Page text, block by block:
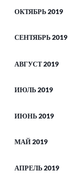
ОКТЯБРЬ 2019
СЕНТЯБРЬ 2019
АВГУСТ 2019
ИЮЛЬ 2019
ИЮНЬ 2019
МАЙ 2019
АПРЕЛЬ 2019